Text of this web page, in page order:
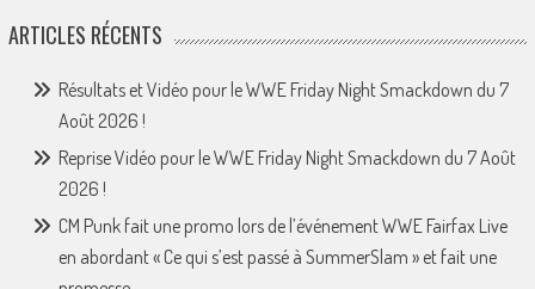
ARTICLES RÉCENTS
Résultats et Vidéo pour le WWE Friday Night Smackdown du 7
Août 2026 !
Reprise Vidéo pour le WWE Friday Night Smackdown du 7 Août
2026 !
CM Punk fait une promo lors de l’événement WWE Fairfax Live
en abordant « Ce qui s’est passé à SummerSlam » et fait une